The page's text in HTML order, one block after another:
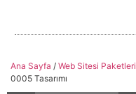
Ana Sayfa / Web Sitesi Paketleri
0005 Tasarımı